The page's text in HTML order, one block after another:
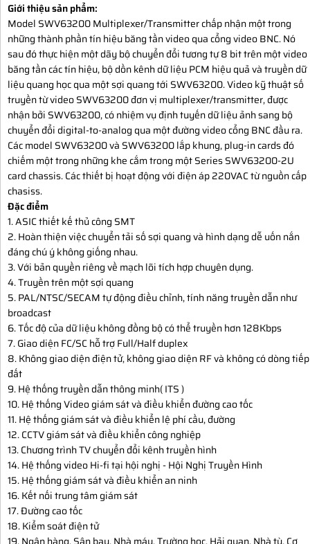
Giới thiệu sản phẩm:
Model SWV63200 Multiplexer/Transmitter chấp nhận một trong
những thành phần tín hiệu băng tần video qua cổng video BNC. Nó
sau đó thực hiện một dãy bộ chuyển đổi tương tự 8 bit trên một video
băng tần các tín hiệu, bộ dồn kênh dữ liệu PCM hiệu quả và truyền dữ
liệu quang học qua một sợi quang tới SWV63200. Video kỹ thuật số
truyền từ video SWV63200 đơn vị multiplexer/transmitter, được
nhận bởi SWV63200, có nhiệm vụ định tuyến dữ liệu ảnh sang bộ
chuyển đổi digital-to-analog qua một đường video cổng BNC đầu ra.
Các model SWV63200 và SWV63200 lắp khung, plug-in cards đó
chiếm một trong những khe cắm trong một Series SWV63200-2U
card chassis. Các thiết bị hoạt động với điện áp 220VAC từ nguồn cấp
chasiss.
Đặc điểm
1. ASIC thiết kế thủ công SMT
2. Hoàn thiện việc chuyển tải số sợi quang và hình dạng dễ uốn nắn
đáng chú ý không giống nhau.
3. Với bản quyền riêng về mạch lõi tích hợp chuyên dụng.
4. Truyền trên một sợi quang
5. PAL/NTSC/SECAM tự động điều chỉnh, tính năng truyền dẫn như
broadcast
6. Tốc độ của dữ liệu không đồng bộ có thể truyền hơn 128Kbps
7. Giao diện FC/SC hỗ trợ Full/Half duplex
8. Không giao diện điện tử, không giao diện RF và không có dòng tiếp
đất
9. Hệ thống truyền dẫn thông minh( ITS )
10. Hệ thống Video giám sát và điều khiển đường cao tốc
11. Hệ thống giám sát và điều khiển lệ phí cầu, đường
12. CCTV giám sát và điều khiển công nghiệp
13. Chương trình TV chuyển đổi kênh truyền hình
14. Hệ thống video Hi-fi tại hội nghị - Hội Nghị Truyền Hình
15. Hệ thống giám sát và điều khiển an ninh
16. Kết nối trung tâm giám sát
17. Đường cao tốc
18. Kiểm soát điện tử